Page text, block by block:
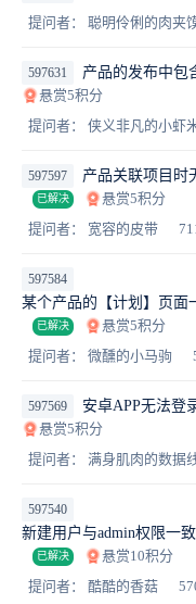
提问者： 聪明伶俐的肉夹
597631 产品的发布中包
悬赏5积分
提问者： 侠义非凡的小虾
597597 产品关联项目时
已解决
悬赏5积分
提问者： 宽容的皮带
597584
某个产品的【计划】页面
已解决
悬赏5积分
提问者： 微醺的小马驹
597569 安卓APP无法登
悬赏5积分
提问者： 满身肌肉的数据
597540
新建用户与admin权限一
已解决
悬赏10积分
提问者： 酷酷的香菇